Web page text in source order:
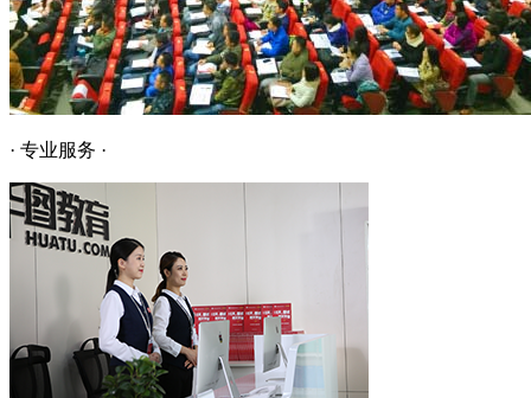
· 专业服务 ·